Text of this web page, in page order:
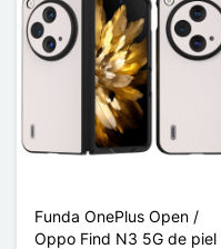
Funda OnePlus Open /
Oppo Find N3 5G de piel